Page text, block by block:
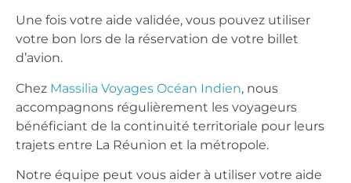
Une fois votre aide validée, vous pouvez utiliser
votre bon lors de la réservation de votre billet
d’avion.
Chez Massilia Voyages Océan Indien, nous
accompagnons régulièrement les voyageurs
bénéficiant de la continuité territoriale pour leurs
trajets entre La Réunion et la métropole.
Notre équipe peut vous aider à utiliser votre aide